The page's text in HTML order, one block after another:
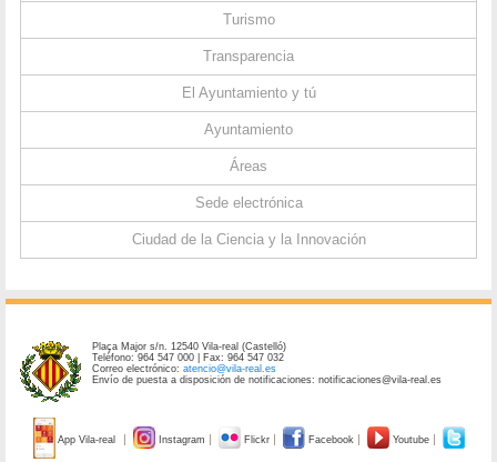
Turismo
Transparencia
El Ayuntamiento y tú
Ayuntamiento
Áreas
Sede electrónica
Ciudad de la Ciencia y la Innovación
Plaça Major s/n. 12540 Vila-real (Castelló)
Teléfono: 964 547 000 | Fax: 964 547 032
Correo electrónico:atencio@vila-real.es
Envío de puesta a disposición de notificaciones: notificaciones@vila-real.es
App Vila-real Instagram Flickr Facebook Youtube